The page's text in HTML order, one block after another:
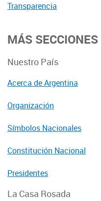
Transparencia
MÁS SECCIONES
Nuestro País
Acerca de Argentina
Organización
Símbolos Nacionales
Constitución Nacional
Presidentes
La Casa Rosada